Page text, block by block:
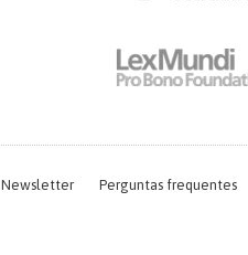
Newsletter Perguntas frequentes